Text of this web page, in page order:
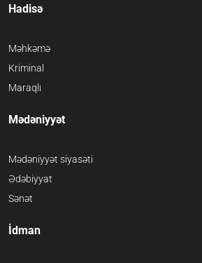
Hadisə
Məhkəmə
Kriminal
Maraqlı
Mədəniyyət
Mədəniyyət siyasəti
Ədəbiyyat
Sənət
İdman